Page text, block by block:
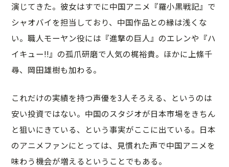
演じてきた。彼女はすでに中国アニメ『羅小黒戦記』で
シャオバイを担当しており、中国作品との縁は浅くな
い。職人モーヤン役には『進撃の巨人』のエレンや『ハ
イキュー!!』の孤爪研磨で人気の梶裕貴。ほかに上絛千
尋、岡田雄樹も加わる。
これだけの実績を持つ声優を3人そろえる、というのは
安い投資ではない。中国のスタジオが日本市場をきちん
と狙いにきている、という事実がここに出ている。日本
のアニメファンにとっては、見慣れた声で中国アニメを
味わう機会が増えるということでもある。